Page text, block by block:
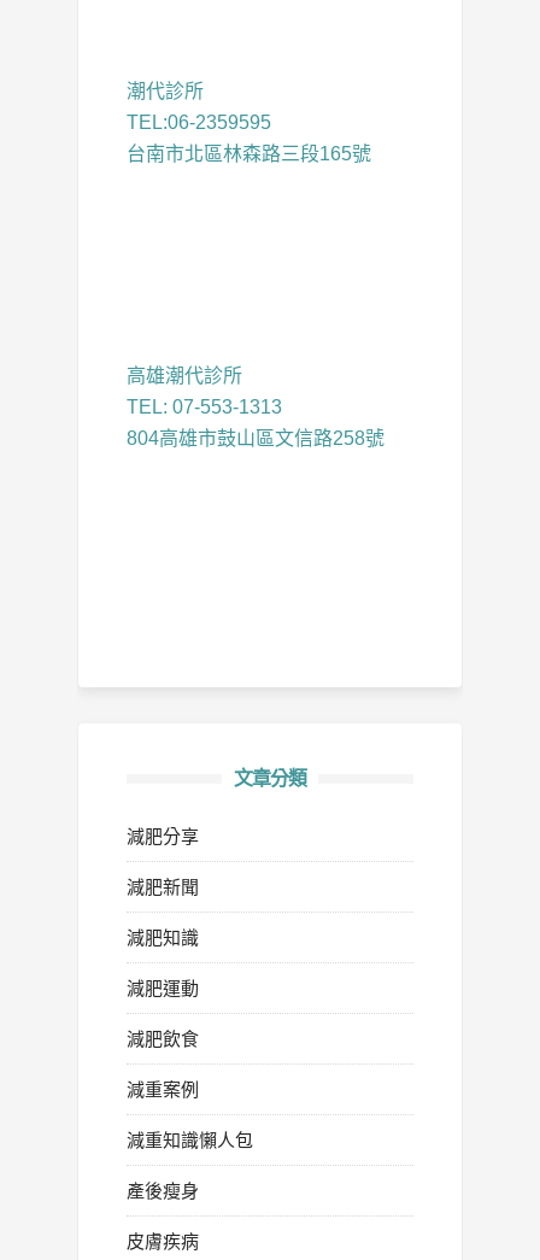
潮代診所
TEL:06-2359595
台南市北區林森路三段165號
高雄潮代診所
TEL: 07-553-1313
804高雄市鼓山區文信路258號
文章分類
減肥分享
減肥新聞
減肥知識
減肥運動
減肥飲食
減重案例
減重知識懶人包
產後瘦身
皮膚疾病